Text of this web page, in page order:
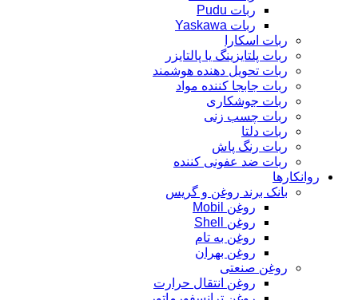
ربات Pudu
ربات Yaskawa
ربات اسکارا
ربات پلتایزینگ یا پالتایزر
ربات تحویل دهنده هوشمند
ربات جابجا کننده مواد
ربات جوشکاری
ربات چسب زنی
ربات دلتا
ربات رنگ پاش
ربات ضد عفونی کننده
روانکارها
بانک برند روغن و گریس
روغن Mobil
روغن Shell
روغن به تام
روغن بهران
روغن صنعتی
روغن انتقال حرارت